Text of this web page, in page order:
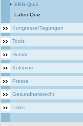
EKG-Quiz
Labor-Quiz
Kongresse/Tagungen
Tools
Humor
Kolumne
Presse
Gesundheitsrecht
Links